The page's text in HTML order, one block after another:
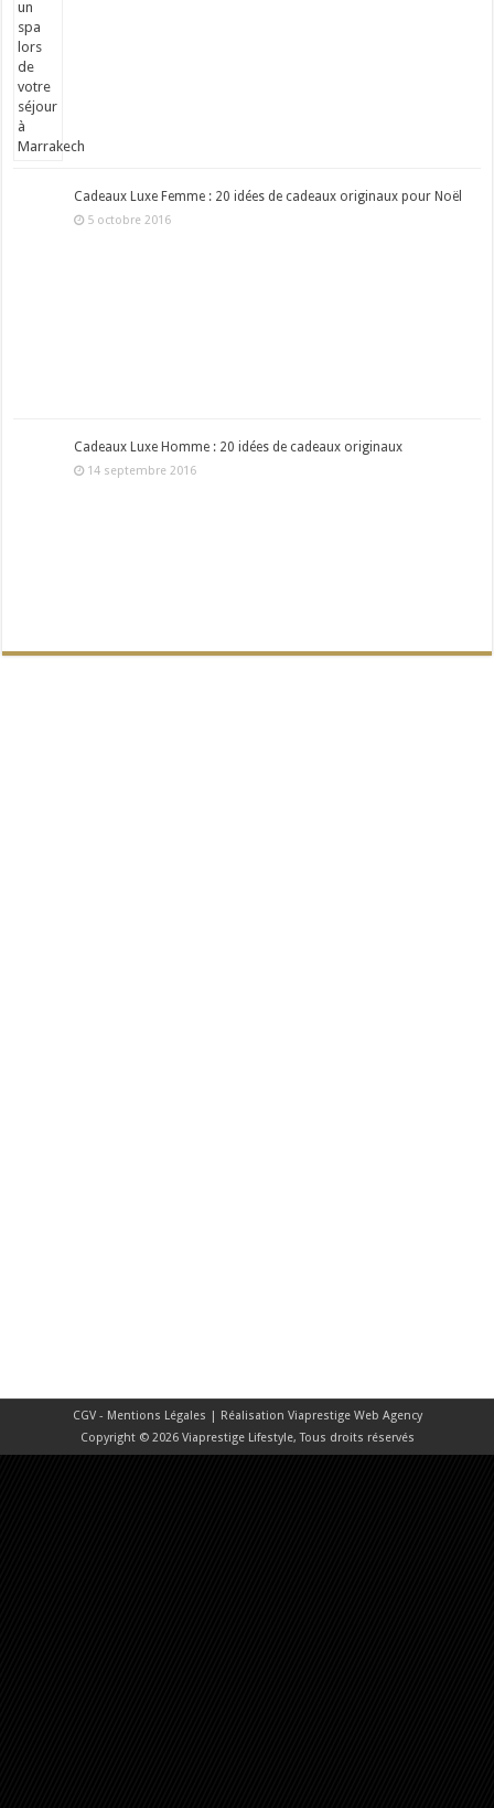
Cadeaux Luxe Femme : 20 idées de cadeaux originaux pour Noël
5 octobre 2016
Cadeaux Luxe Homme : 20 idées de cadeaux originaux
14 septembre 2016
CGV - Mentions Légales | Réalisation Viaprestige Web Agency
Copyright © 2026 Viaprestige Lifestyle, Tous droits réservés